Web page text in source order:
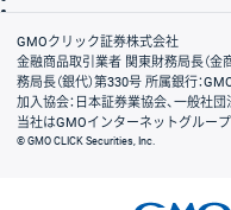
会社案内
GMOクリック証券株式会社
金融商品取引業者 関東財務局長（金
務局長（銀代）第330号 所属銀行：
加入協会：日本証券業協会、一般社
当社はGMOインターネットグループ
© GMO CLICK Securities, Inc.